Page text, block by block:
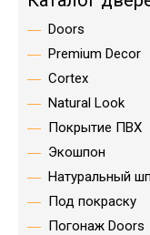
Doors
Premium Decor
Cortex
Natural Look
Покрытие ПВХ
Экошпон
Натуральный
Под покраску
Погонаж Doors